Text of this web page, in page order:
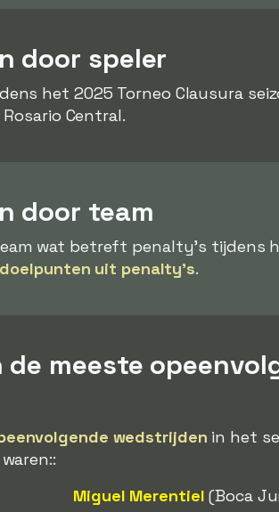
door speler
het 2025 Torneo Clausura
Central.
door team
wat betreft penalty's tijdens
uit penalty's.
meeste
wedstrijden in het
Miguel Merentiel (Boca